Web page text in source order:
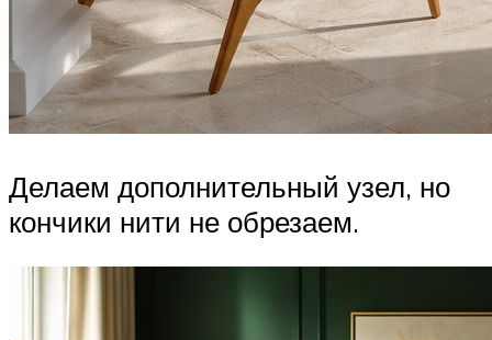
Делаем дополнительный узел, но
кончики нити не обрезаем.